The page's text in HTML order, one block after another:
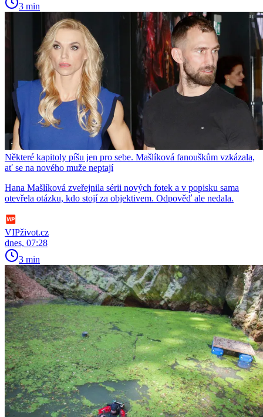
3 min
Některé kapitoly píšu jen pro sebe. Mašlíková fanouškům vzkázala,
ať se na nového muže neptají
Hana Mašlíková zveřejnila sérii nových fotek a v popisku sama
otevřela otázku, kdo stojí za objektivem. Odpověď ale nedala.
VIPživot.cz
dnes, 07:28
3 min